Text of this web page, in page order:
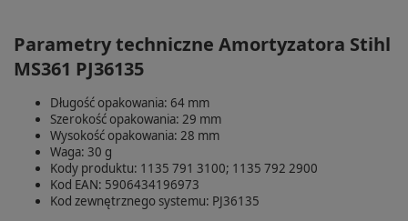
Parametry techniczne Amortyzatora Stihl
MS361 PJ36135
Długość opakowania: 64 mm
Szerokość opakowania: 29 mm
Wysokość opakowania: 28 mm
Waga: 30 g
Kody produktu: 1135 791 3100; 1135 792 2900
Kod EAN: 5906434196973
Kod zewnętrznego systemu: PJ36135